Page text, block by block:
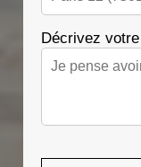
Décrivez